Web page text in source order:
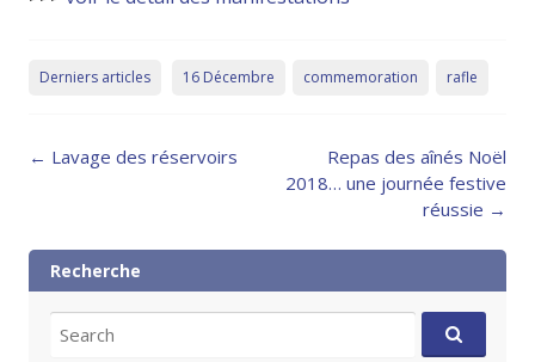
Derniers articles 16 Décembre commemoration rafle
Post
← Lavage des réservoirs
Repas des aînés Noël
2018… une journée festive
réussie →
Recherche
for: